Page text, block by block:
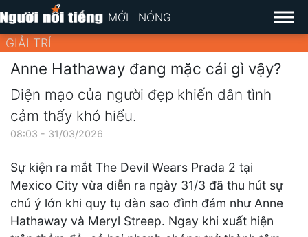
MỚI NÓNG
GIẢI TRÍ
Anne Hathaway đang mặc cái gì vậy?
Diện mạo của người đẹp khiến dân tình
cảm thấy khó hiểu.
08:03 - 31/03/2026
Sự kiện ra mắt The Devil Wears Prada 2 tại
Mexico City vừa diễn ra ngày 31/3 đã thu hút sự
chú ý lớn khi quy tụ dàn sao đình đám như Anne
Hathaway và Meryl Streep. Ngay khi xuất hiện